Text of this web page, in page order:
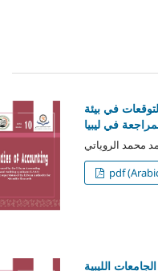
في بيئة
في ليبيا
pdf
الليبية